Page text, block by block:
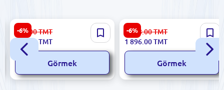
-6%
Devecioglu NOAX MM043 |
Basgançak Alýumin
Professionallar üçin
620.00TMT
582.00TMT
Görmek
-6%
CÖMERT alýumin sürgüli
basgançak 4m (2x2), Model
CB-00003186
2 028.00TMT
1 896.00TMT
Görmek